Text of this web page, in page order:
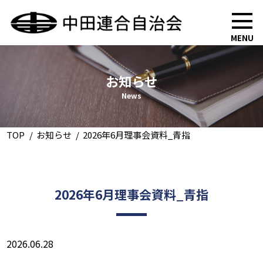
MENU
お知らせ
News
TOP お知らせ 2026年6月理事会資料_青指
2026年6月理事会資料_青指
2026.06.28